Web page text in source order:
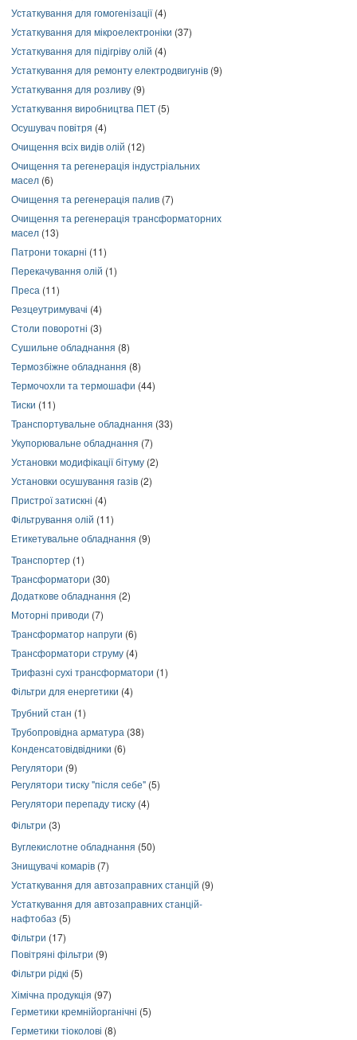
Устаткування для гомогенізації(4)
Устаткування для мікроелектроніки (37)
Устаткування для підігріву олій (4)
Устаткування для ремонту електродвигунів (9)
Устаткування для розливу (9)
Устаткування виробництва ПЕТ (5)
Осушувач повітря (4)
Очищення всіх видів олій (12)
Очищення та регенерація індустріальних
масел (6)
Очищення та регенерація палив (7)
Очищення та регенерація трансформаторних
масел (13)
Патрони токарні (11)
Перекачування олій (1)
Преса (11)
Резцеутримувачі (4)
Столи поворотні (3)
Сушильне обладнання (8)
Термозбіжне обладнання (8)
Термочохли та термошафи (44)
Тиски (11)
Транспортувальне обладнання (33)
Укупорювальне обладнання (7)
Установки модифікації бітуму (2)
Установки осушування газів (2)
Пристрої затискні (4)
Фільтрування олій (11)
Етикетувальне обладнання (9)
Транспортер (1)
Трансформатори (30)
Додаткове обладнання (2)
Моторні приводи (7)
Трансформатор напруги (6)
Трансформатори струму (4)
Трифазні сухі трансформатори (1)
Фільтри для енергетики (4)
Трубний стан (1)
Трубопровідна арматура (38)
Конденсатовідвідники (6)
Регулятори (9)
Регулятори тиску "після себе" (5)
Регулятори перепаду тиску (4)
Фільтри (3)
Вуглекислотне обладнання (50)
Знищувачі комарів (7)
Устаткування для автозаправних станцій (9)
Устаткування для автозаправних станцій-
нафтобаз (5)
Фільтри (17)
Повітряні фільтри (9)
Фільтри рідкі (5)
Хімічна продукція (97)
Герметики кремнійорганічні (5)
Герметики тіоколові (8)